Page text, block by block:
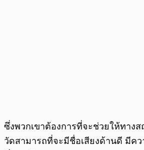
ซึ่งพวกเขาต้องการที่จะช่วยให้ทาง
วัดสามารถที่จะมีชื่อเสียงด้านดี มีคว